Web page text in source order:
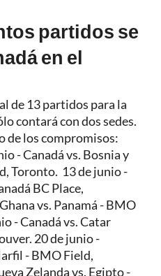
partidos se
en el
de 13 partidos para la
contará con dos sedes.
de los compromisos:
- Canadá vs. Bosnia y
Toronto. 13 de junio -
BC Place,
vs. Panamá - BMO
- Canadá vs. Catar
20 de junio -
- BMO Field,
Zelanda vs. Egipto -